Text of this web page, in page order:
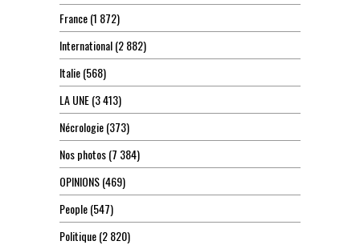
France(1 872)
International(2 882)
Italie(568)
LA UNE(3 413)
Nécrologie(373)
Nos photos(7 384)
OPINIONS(469)
People(547)
Politique(2 820)